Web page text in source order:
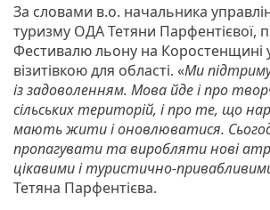
За словами в.о. начальника
туризму ОДА Тетяни Парфентієвої,
Фестивалю льону на Коростенщині
візитівкою для області. «Ми
із задоволенням. Мова йде і про
сільських територій, і про те, що
мають жити і оновлюватися.
пропагувати та виробляти нові
цікавими і туристично-
Тетяна Парфентієва.